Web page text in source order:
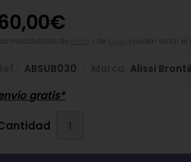
€
pueden variar el
ABSUB030 Alissi
gratis*